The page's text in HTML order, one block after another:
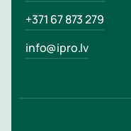
+371 67 873 279
info@ipro.lv